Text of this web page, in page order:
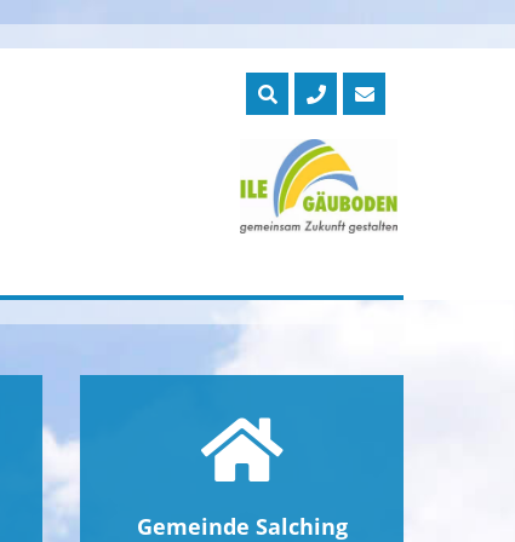
Gemeinde Salching